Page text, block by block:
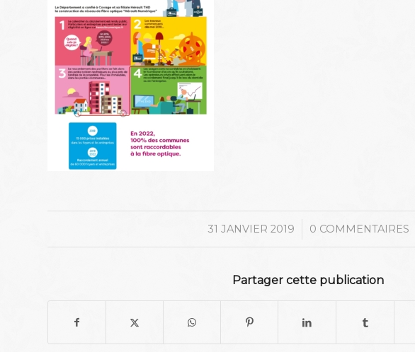
31 JANVIER 2019
/ 0 COMMENTAIRES
Partager cette publication